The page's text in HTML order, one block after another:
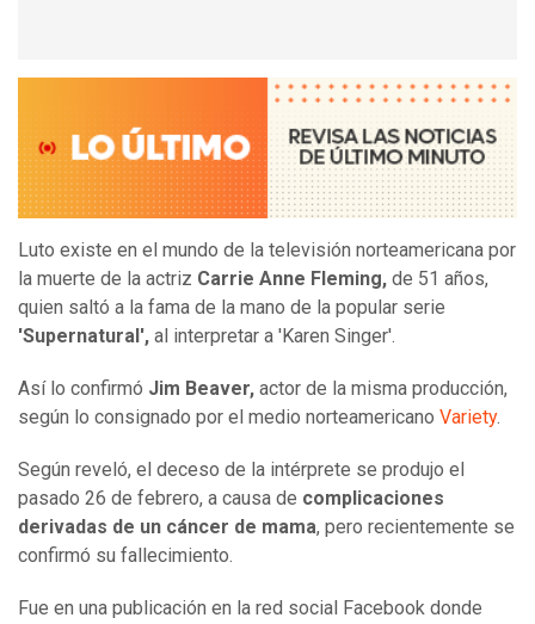
Luto existe en el mundo de la televisión norteamericana por
la muerte de la actriz Carrie Anne Fleming, de 51 años,
quien saltó a la fama de la mano de la popular serie
'Supernatural', al interpretar a 'Karen Singer'.
Así lo confirmó Jim Beaver, actor de la misma producción,
según lo consignado por el medio norteamericano Variety.
Según reveló, el deceso de la intérprete se produjo el
pasado 26 de febrero, a causa de complicaciones
derivadas de un cáncer de mama, pero recientemente se
confirmó su fallecimiento.
Fue en una publicación en la red social Facebook donde